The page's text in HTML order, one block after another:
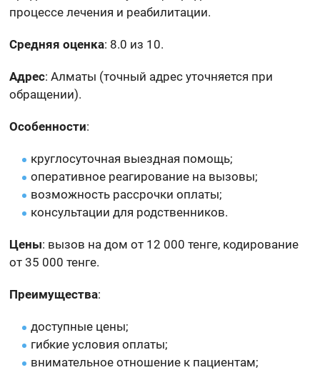
процессе лечения и реабилитации.
Средняя оценка: 8.0 из 10.
Адрес: Алматы (точный адрес уточняется при
обращении).
Особенности:
круглосуточная выездная помощь;
оперативное реагирование на вызовы;
возможность рассрочки оплаты;
консультации для родственников.
Цены: вызов на дом от 12 000 тенге, кодирование
от 35 000 тенге.
Преимущества:
доступные цены;
гибкие условия оплаты;
внимательное отношение к пациентам;